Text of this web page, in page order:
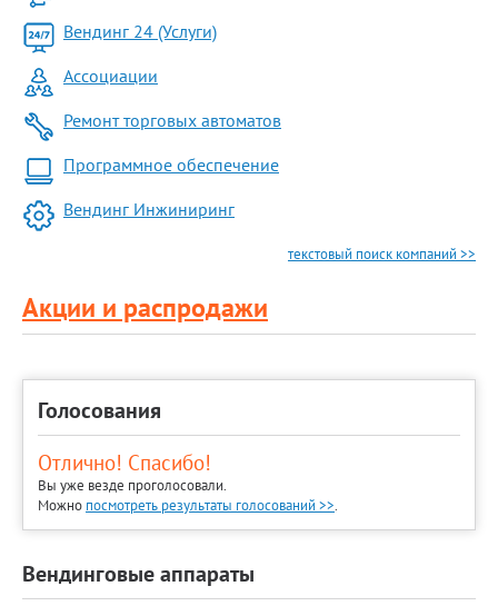
Вендинг 24 (Услуги)
Ассоциации
Ремонт торговых автоматов
Программное обеспечение
Вендинг Инжиниринг
текстовый поиск компаний >>
Акции и распродажи
Голосования
Отлично! Спасибо!
Вы уже везде проголосовали.
Можно посмотреть результаты голосований >>.
Вендинговые аппараты